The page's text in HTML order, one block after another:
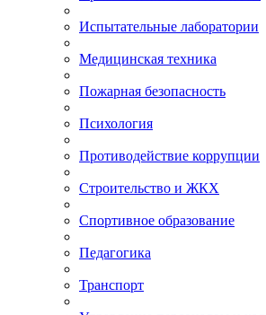
Испытательные лаборатории
Медицинская техника
Пожарная безопасность
Психология
Противодействие коррупции
Строительство и ЖКХ
Спортивное образование
Педагогика
Транспорт